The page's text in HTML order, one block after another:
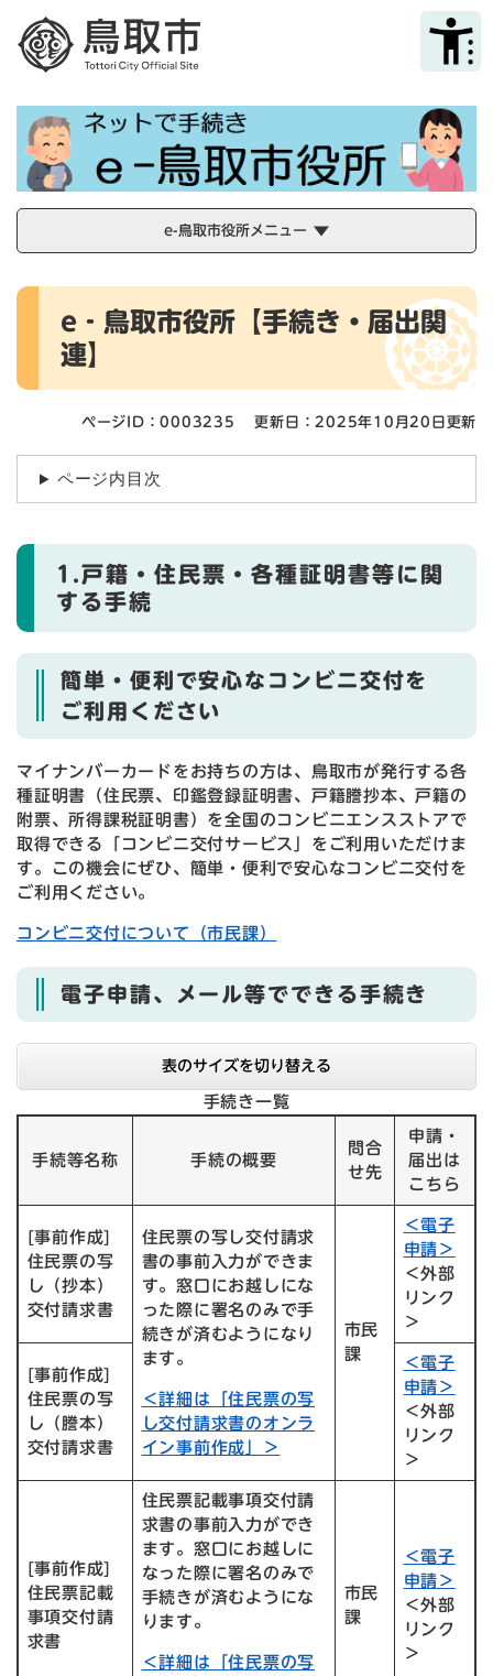
メニューを飛ばして本文へ
e-鳥取市役所メニュー
本
e‐鳥取市役所【手続き・届出関
連】
ページID：0003235 更新日：2025年10月20日更新
ページ内目次
1.戸籍・住民票・各種証明書等に関
する手続
簡単・便利で安心なコンビニ交付を
ご利用ください
マイナンバーカードをお持ちの方は、鳥取市が発行する各
種証明書（住民票、印鑑登録証明書、戸籍謄抄本、戸籍の
附票、所得課税証明書）を全国のコンビニエンスストアで
取得できる「コンビニ交付サービス」をご利用いただけま
す。この機会にぜひ、簡単・便利で安心なコンビニ交付を
ご利用ください。
コンビニ交付について（市民課）
電子申請、メール等でできる手続き
表のサイズを切り替える
手続き一覧
手続等名称 手続の概要
問合
せ先
申請・
届出は
こちら
[事前作成]
住民票の写
し（抄本）
交付請求書
住民票の写し交付請求
書の事前入力ができま
す。窓口にお越しにな
った際に署名のみで手
続きが済むようになり
ます。
＜詳細は「住民票の写
し交付請求書のオンラ
イン事前作成」＞
市民
課
＜電子
申請＞
＜外部
リンク
＞
[事前作成]
住民票の写
し（謄本）
交付請求書
＜電子
申請＞
＜外部
リンク
＞
[事前作成]
住民票記載
事項交付請
求書
住民票記載事項交付請
求書の事前入力ができ
ます。窓口にお越しに
なった際に署名のみで
手続きが済むようにな
ります。
＜詳細は「住民票の写
市民
課
＜電子
申請＞
＜外部
リンク
＞